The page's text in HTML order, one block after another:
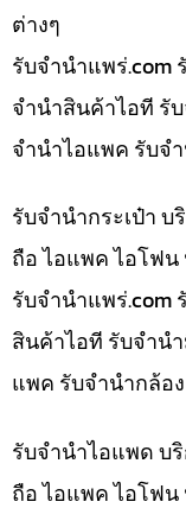
ต่างๆ
รับจํานําแพร่.com
จำนำสินค้าไอที รั
จำนำไอแพค รับจ
รับจำนำกระเป๋า
ถือ ไอแพค ไอโฟ
รับจํานําแพร่.com
สินค้าไอที รับจำน
แพค รับจำนำกล้อง
รับจำนำไอแพด บ
ถือ ไอแพค ไอโฟ